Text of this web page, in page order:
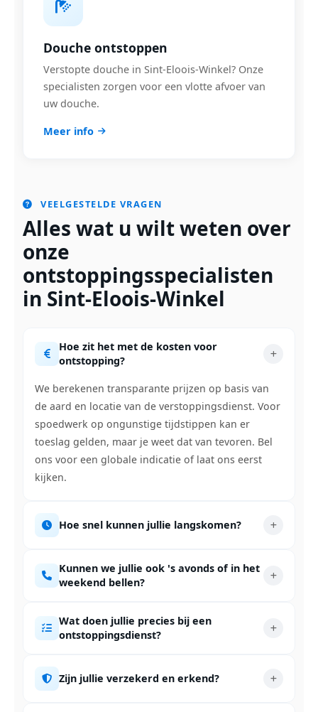
Douche ontstoppen
Verstopte douche in Sint-Eloois-Winkel? Onze
specialisten zorgen voor een vlotte afvoer van
uw douche.
Meer info
VEELGESTELDE VRAGEN
Alles wat u wilt weten over
onze
ontstoppingsspecialisten
in Sint-Eloois-Winkel
Hoe zit het met de kosten voor
ontstopping?
We berekenen transparante prijzen op basis van
de aard en locatie van de verstoppingsdienst. Voor
spoedwerk op ongunstige tijdstippen kan er
toeslag gelden, maar je weet dat van tevoren. Bel
ons voor een globale indicatie of laat ons eerst
kijken.
Hoe snel kunnen jullie langskomen?
Kunnen we jullie ook 's avonds of in het
weekend bellen?
Wat doen jullie precies bij een
ontstoppingsdienst?
Zijn jullie verzekerd en erkend?